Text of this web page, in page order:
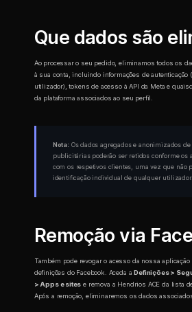
Que dados são
Ao processar o seu pedido, eliminamos todos os
à sua conta, incluindo informações de autenticação
utilizador), tokens de acesso à API da Meta e
da plataforma associados ao seu perfil.
Nota:Os dados agregados e anonimizados de
publicitárias poderão ser retidos conforme os
com os respetivos clientes, uma vez que não
identificação individual de qualquer utilizador.
Remoção via
Também pode revogar o acesso da nossa
definições do Facebook. Aceda aDefinições >
> Apps e sites e remova a Hendrios ACE da lista
Após a remoção, eliminaremos os dados